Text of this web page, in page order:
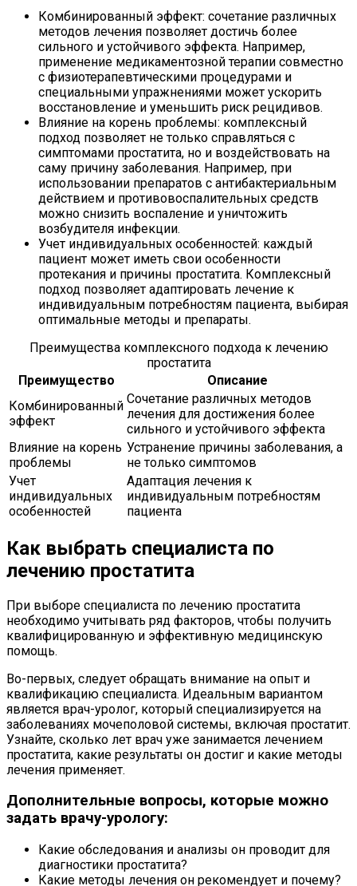
Комбинированный эффект: сочетание различных
методов лечения позволяет достичь более
сильного и устойчивого эффекта. Например,
применение медикаментозной терапии совместно
с физиотерапевтическими процедурами и
специальными упражнениями может ускорить
восстановление и уменьшить риск рецидивов.
Влияние на корень проблемы: комплексный
подход позволяет не только справляться с
симптомами простатита, но и воздействовать на
саму причину заболевания. Например, при
использовании препаратов с антибактериальным
действием и противовоспалительных средств
можно снизить воспаление и уничтожить
возбудителя инфекции.
Учет индивидуальных особенностей: каждый
пациент может иметь свои особенности
протекания и причины простатита. Комплексный
подход позволяет адаптировать лечение к
индивидуальным потребностям пациента, выбирая
оптимальные методы и препараты.
Преимущества комплексного подхода к лечению
простатита
Преимущество
Описание
Комбинированный
эффект
Сочетание различных методов
лечения для достижения более
сильного и устойчивого эффекта
Влияние на корень
проблемы
Устранение причины заболевания, а
не только симптомов
Учет
индивидуальных
особенностей
Адаптация лечения к
индивидуальным потребностям
пациента
Как выбрать специалиста по
лечению простатита
При выборе специалиста по лечению простатита
необходимо учитывать ряд факторов, чтобы получить
квалифицированную и эффективную медицинскую
помощь.
Во-первых, следует обращать внимание на опыт и
квалификацию специалиста. Идеальным вариантом
является врач-уролог, который специализируется на
заболеваниях мочеполовой системы, включая простатит.
Узнайте, сколько лет врач уже занимается лечением
простатита, какие результаты он достиг и какие методы
лечения применяет.
Дополнительные вопросы, которые можно
задать врачу-урологу:
Какие обследования и анализы он проводит для
диагностики простатита?
Какие методы лечения он рекомендует и почему?